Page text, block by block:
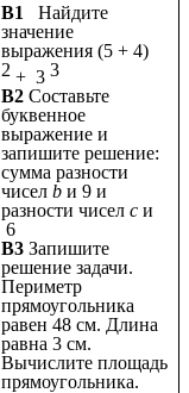
В1
Найдите
значение
выражения (5 + 4)
2 + 3 3
В2 Составьте
буквенное
выражение и
запишите решение:
сумма разности
чиселb и 9 и
разности чиселс и
6
В3 Запишите
решение задачи.
Периметр
прямоугольника
равен 48 см. Длина
равна 3 см.
Вычислите площадь
прямоугольника.